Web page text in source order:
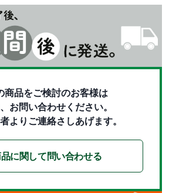
商品をご検討のお客様は
お問い合わせください。
よりご連絡さしあげます。
に関して問い合わせる